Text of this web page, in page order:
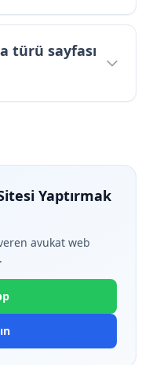
türü sayfası
Yaptırmak
avukat web